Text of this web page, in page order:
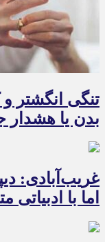
تنگی انگشتر
بدن یا هشدار
غریب‌آبادی:
اما با